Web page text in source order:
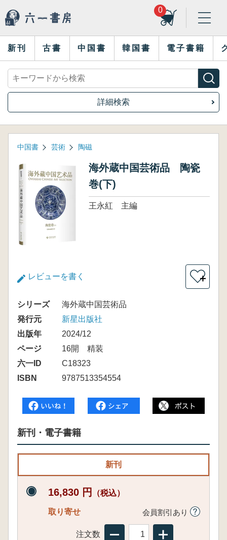
0
新刊 古書 中国書 韓国書 電子書籍
詳細検索
中国書 芸術 陶磁
海外蔵中国芸術品 陶瓷
巻(下)
王永紅 主編
レビューを書く ＋
シリーズ
海外蔵中国芸術品
発行元
新星出版社
出版年
2024/12
ページ
16開 精装
六一ID
C18323
ISBN
9787513354554
新刊・電子書籍
新刊
16,830 円 （税込）
取り寄せ 会員割引あり
注文数